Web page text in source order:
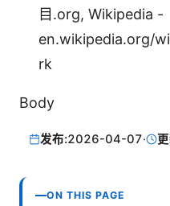
目.org, Wikipedia -
en.wikipedia.org/
rk
Body
发布:2026-04-07·
ON THIS PAGE